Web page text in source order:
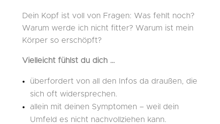
Dein Kopf ist voll von Fragen: Was fehlt noch?
Warum werde ich nicht fitter? Warum ist mein
Körper so erschöpft?
Vielleicht fühlst du dich …
überfordert von all den Infos da draußen, die
sich oft widersprechen.
allein mit deinen Symptomen – weil dein
Umfeld es nicht nachvollziehen kann.